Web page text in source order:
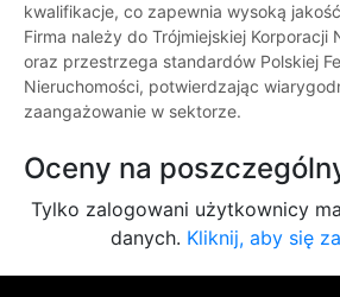
kwalifikacje, co zapewnia wysoką
Firma należy do Trójmiejskiej Korporacji
oraz przestrzega standardów Polskiej
Nieruchomości, potwierdzając
zaangażowanie w sektorze.
Oceny na
Tylko zalogowani użytkownicy
danych. Kliknij, aby się